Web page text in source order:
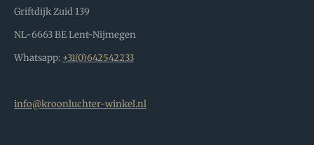
Griftdijk Zuid 139
NL-6663 BE Lent-Nijmegen
Whatsapp: +31(0)642542233
info@kroonluchter-winkel.nl